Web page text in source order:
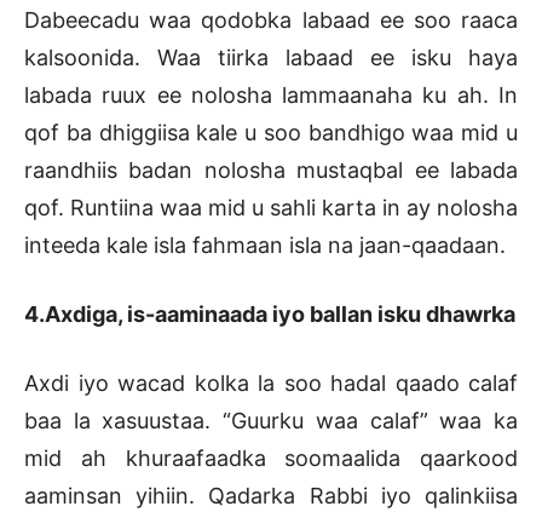
Dabeecadu waa qodobka labaad ee soo raaca
kalsoonida. Waa tiirka labaad ee isku haya
labada ruux ee nolosha lammaanaha ku ah. In
qof ba dhiggiisa kale u soo bandhigo waa mid u
raandhiis badan nolosha mustaqbal ee labada
qof. Runtiina waa mid u sahli karta in ay nolosha
inteeda kale isla fahmaan isla na jaan-qaadaan.
4.Axdiga, is-aaminaada iyo ballan isku dhawrka
Axdi iyo wacad kolka la soo hadal qaado calaf
baa la xasuustaa. “Guurku waa calaf” waa ka
mid ah khuraafaadka soomaalida qaarkood
aaminsan yihiin. Qadarka Rabbi iyo qalinkiisa